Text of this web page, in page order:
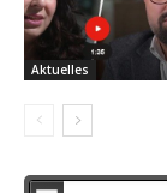
Aktuelles